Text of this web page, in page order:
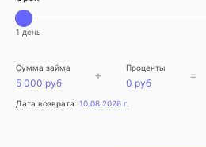
1 день
Сумма займа
5 000 руб
+ Проценты
0 руб
=
Дата возврата: 10.08.2026 г.